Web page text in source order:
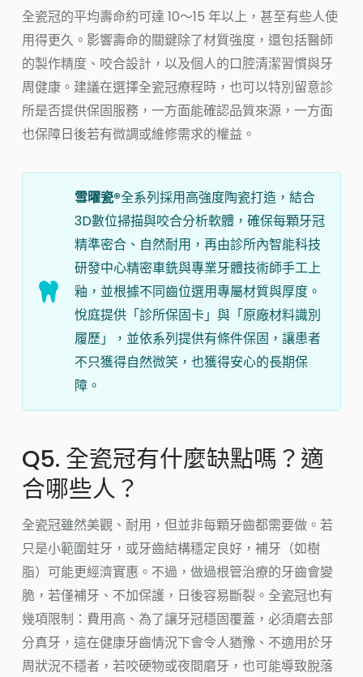
全瓷冠的平均壽命約可達 10～15 年以上，甚至有些人使
用得更久。影響壽命的關鍵除了材質強度，還包括醫師
的製作精度、咬合設計，以及個人的口腔清潔習慣與牙
周健康。建議在選擇全瓷冠療程時，也可以特別留意診
所是否提供保固服務，一方面能確認品質來源，一方面
也保障日後若有微調或維修需求的權益。
雪曜瓷®全系列採用高強度陶瓷打造，結合
3D數位掃描與咬合分析軟體，確保每顆牙冠
精準密合、自然耐用，再由診所內智能科技
研發中心精密車銑與專業牙體技術師手工上
釉，並根據不同齒位選用專屬材質與厚度。
悅庭提供「診所保固卡」與「原廠材料識別
履歷」，並依系列提供有條件保固，讓患者
不只獲得自然微笑，也獲得安心的長期保
障。
Q5. 全瓷冠有什麼缺點嗎？適
合哪些人？
全瓷冠雖然美觀、耐用，但並非每顆牙齒都需要做。若
只是小範圍蛀牙，或牙齒結構穩定良好，補牙（如樹
脂）可能更經濟實惠。不過，做過根管治療的牙齒會變
脆，若僅補牙、不加保護，日後容易斷裂。全瓷冠也有
幾項限制：費用高、為了讓牙冠穩固覆蓋，必須磨去部
分真牙，這在健康牙齒情況下會令人猶豫、不適用於牙
周狀況不穩者，若咬硬物或夜間磨牙，也可能導致脫落